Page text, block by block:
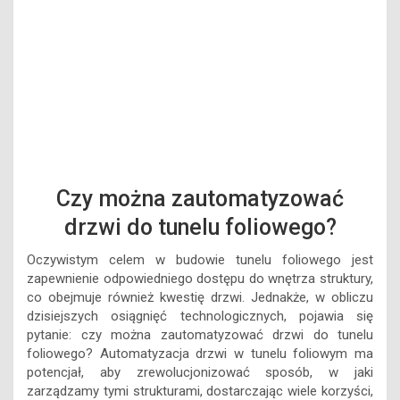
Czy można zautomatyzować
drzwi do tunelu foliowego?
Oczywistym celem w budowie tunelu foliowego jest
zapewnienie odpowiedniego dostępu do wnętrza struktury,
co obejmuje również kwestię drzwi. Jednakże, w obliczu
dzisiejszych osiągnięć technologicznych, pojawia się
pytanie: czy można zautomatyzować drzwi do tunelu
foliowego? Automatyzacja drzwi w tunelu foliowym ma
potencjał, aby zrewolucjonizować sposób, w jaki
zarządzamy tymi strukturami, dostarczając wiele korzyści,